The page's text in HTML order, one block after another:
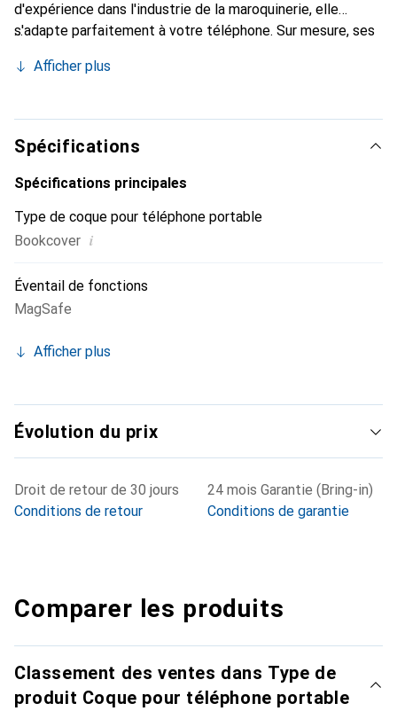
d'expérience dans l'industrie de la maroquinerie, elle
s'adapte parfaitement à votre téléphone. Sur mesure, ses
peau. Elle devient un accessoire chic et indispensable pour
ses produits de haute qualité, la marque Noreve est un
choix fiable pour une clientèle exigeante.
Afficher plus
Spécifications
Spécifications principales
Type de coque pour téléphone portable
Bookcover i
Éventail de fonctions
MagSafe
Afficher plus
Évolution du prix
Droit de retour de 30 jours
Conditions de retour
24 mois Garantie (Bring-in)
Conditions de garantie
Comparer les produits
Classement des ventes dans Type de
produit Coque pour téléphone portable